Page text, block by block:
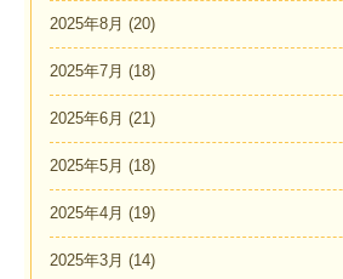
2025年8月 (20)
2025年7月 (18)
2025年6月 (21)
2025年5月 (18)
2025年4月 (19)
2025年3月 (14)